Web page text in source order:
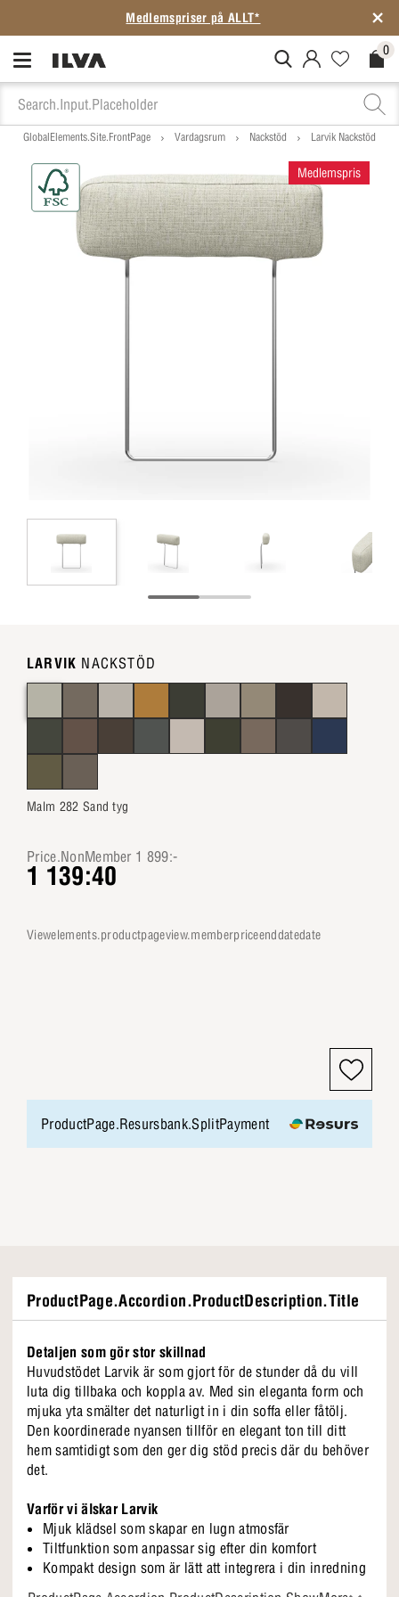
Medlemspriser på ALLT*
MitIlva.Login 0
GlobalElements.Site.FrontPage Vardagsrum Nackstöd Larvik Nackstöd
Medlemspris
LARVIK NACKSTÖD
Malm 282 Sand tyg
Price.NonMember 1 899:-
1 139:40
viewelements.productpageview.memberpriceenddatedate
ProductPage.Resursbank.SplitPayment
ProductPage.Accordion.ProductDescription.Title
Detaljen som gör stor skillnad
Huvudstödet Larvik är som gjort för de stunder då du vill
luta dig tillbaka och koppla av. Med sin eleganta form och
mjuka yta smälter det naturligt in i din soffa eller fåtölj.
Den koordinerade nyansen tillför en elegant ton till ditt
hem samtidigt som den ger dig stöd precis där du behöver
det.
Varför vi älskar Larvik
Mjuk klädsel som skapar en lugn atmosfär
Tiltfunktion som anpassar sig efter din komfort
Kompakt design som är lätt att integrera i din inredning